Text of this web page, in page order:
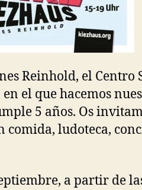
Reinhold, el Centro
el que hacemos
5 años. Os
comida, ludoteca,
a partir de